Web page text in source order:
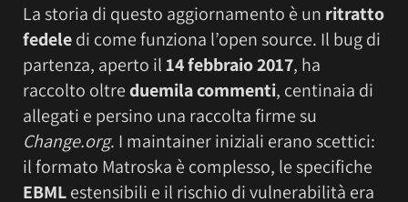
La storia di questo aggiornamento è un ritratto
fedeledi come funziona l’open source. Il bug di
partenza, aperto il14 febbraio 2017, ha
raccolto oltreduemila commenti, centinaia di
allegati e persino una raccolta firme su
Change.org. I maintainer iniziali erano scettici:
il formato Matroska è complesso, le specifiche
EBMLestensibili e il rischio di vulnerabilità era